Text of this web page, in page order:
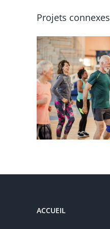
Projets connexes
ACCUEIL